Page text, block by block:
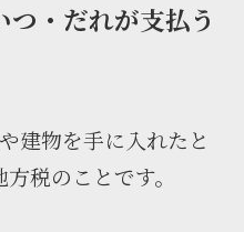
・だれが支払う
建物を手に入れたと
税のことです。